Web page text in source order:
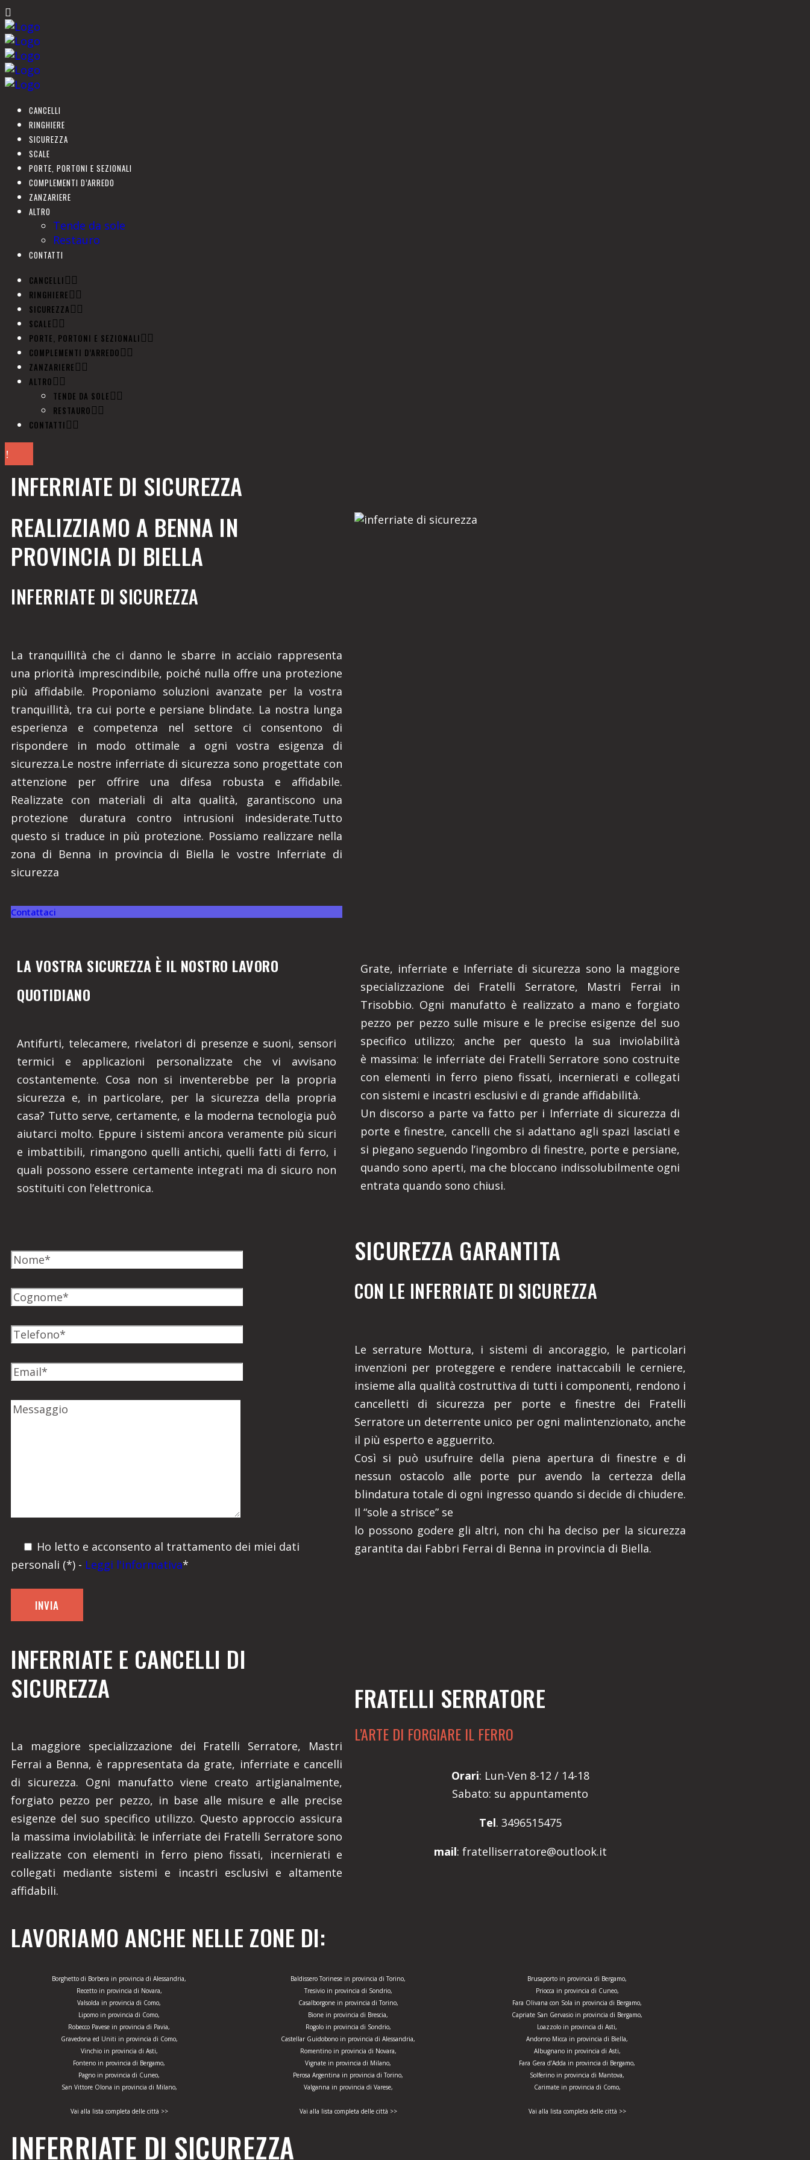
CANCELLI
RINGHIERE
SICUREZZA
SCALE
PORTE, PORTONI E SEZIONALI
COMPLEMENTI D’ARREDO
ZANZARIERE
ALTRO
Tende da sole
Restauro
CONTATTI
CANCELLI
RINGHIERE
SICUREZZA
SCALE
PORTE, PORTONI E SEZIONALI
COMPLEMENTI D’ARREDO
ZANZARIERE
ALTRO
TENDE DA SOLE
RESTAURO
CONTATTI
INFERRIATE DI SICUREZZA
REALIZZIAMO A BENNA IN
PROVINCIA DI BIELLA
INFERRIATE DI SICUREZZA
La tranquillità che ci danno le sbarre in acciaio rappresenta
una priorità imprescindibile, poiché nulla offre una protezione
più affidabile. Proponiamo soluzioni avanzate per la vostra
tranquillità, tra cui porte e persiane blindate. La nostra lunga
esperienza e competenza nel settore ci consentono di
rispondere in modo ottimale a ogni vostra esigenza di
sicurezza.Le nostre inferriate di sicurezza sono progettate con
attenzione per offrire una difesa robusta e affidabile.
Realizzate con materiali di alta qualità, garantiscono una
protezione duratura contro intrusioni indesiderate.Tutto
questo si traduce in più protezione. Possiamo realizzare nella
zona di Benna in provincia di Biella le vostre Inferriate di
sicurezza
Contattaci
LA VOSTRA SICUREZZA È IL NOSTRO LAVORO
QUOTIDIANO
Antifurti, telecamere, rivelatori di presenze e suoni, sensori
termici e applicazioni personalizzate che vi avvisano
costantemente. Cosa non si inventerebbe per la propria
sicurezza e, in particolare, per la sicurezza della propria
casa? Tutto serve, certamente, e la moderna tecnologia può
aiutarci molto. Eppure i sistemi ancora veramente più sicuri
e imbattibili, rimangono quelli antichi, quelli fatti di ferro, i
quali possono essere certamente integrati ma di sicuro non
sostituiti con l’elettronica.
Grate, inferriate e Inferriate di sicurezza sono la maggiore
specializzazione dei Fratelli Serratore, Mastri Ferrai in
Trisobbio. Ogni manufatto è realizzato a mano e forgiato
pezzo per pezzo sulle misure e le precise esigenze del suo
specifico utilizzo; anche per questo la sua inviolabilità
è massima: le inferriate dei Fratelli Serratore sono costruite
con elementi in ferro pieno fissati, incernierati e collegati
con sistemi e incastri esclusivi e di grande affidabilità.
Un discorso a parte va fatto per i Inferriate di sicurezza di
porte e finestre, cancelli che si adattano agli spazi lasciati e
si piegano seguendo l’ingombro di finestre, porte e persiane,
quando sono aperti, ma che bloccano indissolubilmente ogni
entrata quando sono chiusi.
Ho letto e acconsento al trattamento dei miei dati
personali (*) - Leggi l'informativa*
SICUREZZA GARANTITA
CON LE INFERRIATE DI SICUREZZA
Le serrature Mottura, i sistemi di ancoraggio, le particolari
invenzioni per proteggere e rendere inattaccabili le cerniere,
insieme alla qualità costruttiva di tutti i componenti, rendono i
cancelletti di sicurezza per porte e finestre dei Fratelli
Serratore un deterrente unico per ogni malintenzionato, anche
il più esperto e agguerrito.
Così si può usufruire della piena apertura di finestre e di
nessun ostacolo alle porte pur avendo la certezza della
blindatura totale di ogni ingresso quando si decide di chiudere.
Il “sole a strisce” se
lo possono godere gli altri, non chi ha deciso per la sicurezza
garantita dai Fabbri Ferrai di Benna in provincia di Biella.
INFERRIATE E CANCELLI DI
SICUREZZA
La maggiore specializzazione dei Fratelli Serratore, Mastri
Ferrai a Benna, è rappresentata da grate, inferriate e cancelli
di sicurezza. Ogni manufatto viene creato artigianalmente,
forgiato pezzo per pezzo, in base alle misure e alle precise
esigenze del suo specifico utilizzo. Questo approccio assicura
la massima inviolabilità: le inferriate dei Fratelli Serratore sono
realizzate con elementi in ferro pieno fissati, incernierati e
collegati mediante sistemi e incastri esclusivi e altamente
affidabili.
FRATELLI SERRATORE
L’ARTE DI FORGIARE IL FERRO
Orari: Lun-Ven 8-12 / 14-18
Sabato: su appuntamento
Tel. 3496515475
mail: fratelliserratore@outlook.it
LAVORIAMO ANCHE NELLE ZONE DI:
Borghetto di Borbera in provincia di Alessandria,
Recetto in provincia di Novara,
Valsolda in provincia di Como,
Lipomo in provincia di Como,
Robecco Pavese in provincia di Pavia,
Gravedona ed Uniti in provincia di Como,
Vinchio in provincia di Asti,
Fonteno in provincia di Bergamo,
Pagno in provincia di Cuneo,
San Vittore Olona in provincia di Milano,
Vai alla lista completa delle città >>
Baldissero Torinese in provincia di Torino,
Tresivio in provincia di Sondrio,
Casalborgone in provincia di Torino,
Bione in provincia di Brescia,
Rogolo in provincia di Sondrio,
Castellar Guidobono in provincia di Alessandria,
Romentino in provincia di Novara,
Vignate in provincia di Milano,
Perosa Argentina in provincia di Torino,
Valganna in provincia di Varese,
Vai alla lista completa delle città >>
Brusaporto in provincia di Bergamo,
Priocca in provincia di Cuneo,
Fara Olivana con Sola in provincia di Bergamo,
Capriate San Gervasio in provincia di Bergamo,
Loazzolo in provincia di Asti,
Andorno Micca in provincia di Biella,
Albugnano in provincia di Asti,
Fara Gera d’Adda in provincia di Bergamo,
Solferino in provincia di Mantova,
Carimate in provincia di Como,
Vai alla lista completa delle città >>
INFERRIATE DI SICUREZZA